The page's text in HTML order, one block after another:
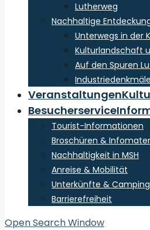
Lutherweg
Nachhaltige
Unterwegs in der
Kulturlandschaft
Auf den Spuren
Veranstaltungen
Besucherservice
Tourist-Informationen
Broschüren &
Nachhaltigkeit in MSH
Anreise & Mobilität
Unterkünfte & Camping
Barrierefreiheit
Open Search Window